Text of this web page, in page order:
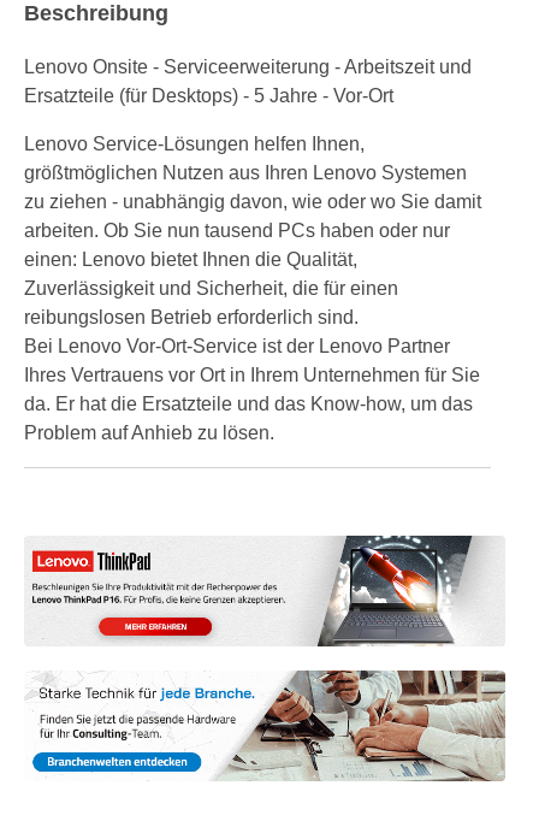
Beschreibung
Lenovo Onsite - Serviceerweiterung - Arbeitszeit und
Ersatzteile (für Desktops) - 5 Jahre - Vor-Ort
Lenovo Service-Lösungen helfen Ihnen,
größtmöglichen Nutzen aus Ihren Lenovo Systemen
zu ziehen - unabhängig davon, wie oder wo Sie damit
arbeiten. Ob Sie nun tausend PCs haben oder nur
einen: Lenovo bietet Ihnen die Qualität,
Zuverlässigkeit und Sicherheit, die für einen
reibungslosen Betrieb erforderlich sind.
Bei Lenovo Vor-Ort-Service ist der Lenovo Partner
Ihres Vertrauens vor Ort in Ihrem Unternehmen für Sie
da. Er hat die Ersatzteile und das Know-how, um das
Problem auf Anhieb zu lösen.